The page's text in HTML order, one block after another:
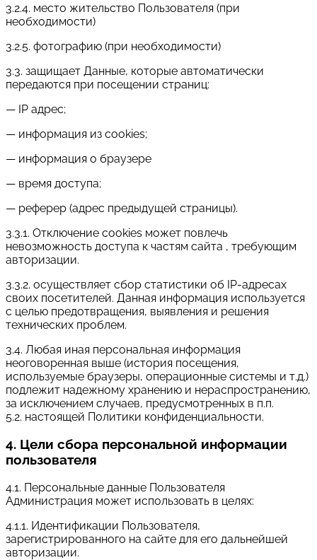
3.2.4. место жительство Пользователя (при
необходимости)
3.2.5. фотографию (при необходимости)
3.3. защищает Данные, которые автоматически
передаются при посещении страниц:
— IP адрес;
— информация из cookies;
— информация о браузере
— время доступа;
— реферер (адрес предыдущей страницы).
3.3.1. Отключение cookies может повлечь
невозможность доступа к частям сайта , требующим
авторизации.
3.3.2. осуществляет сбор статистики об IP-адресах
своих посетителей. Данная информация используется
с целью предотвращения, выявления и решения
технических проблем.
3.4. Любая иная персональная информация
неоговоренная выше (история посещения,
используемые браузеры, операционные системы и т.д.)
подлежит надежному хранению и нераспространению,
за исключением случаев, предусмотренных в п.п.
5.2. настоящей Политики конфиденциальности.
4. Цели сбора персональной информации
пользователя
4.1. Персональные данные Пользователя
Администрация может использовать в целях:
4.1.1. Идентификации Пользователя,
зарегистрированного на сайте для его дальнейшей
авторизации.